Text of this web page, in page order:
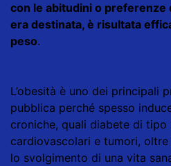
con le abitudini o preferenze
era destinata, è risultata
peso.
L’obesità è uno dei principali
pubblica perché spesso
croniche, quali diabete di tipo
cardiovascolari e tumori,
lo svolgimento di una vita